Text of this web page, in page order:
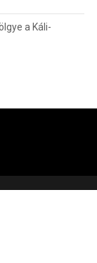
a Káli-